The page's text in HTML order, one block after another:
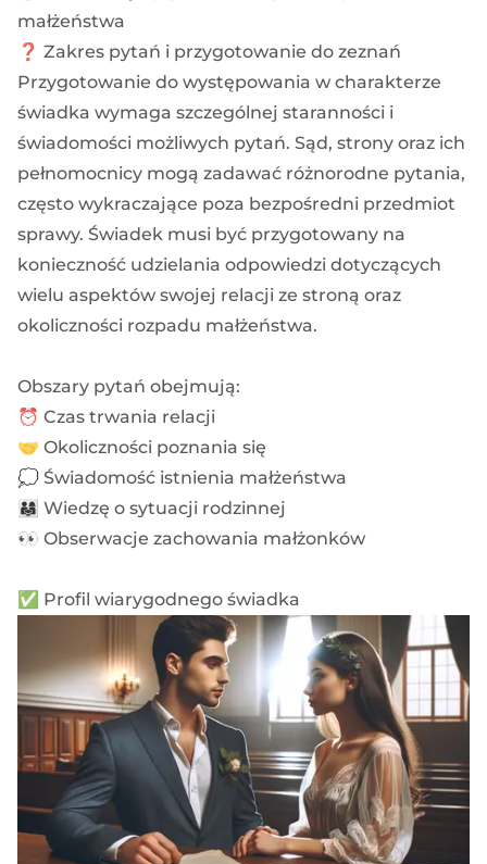
małżeństwa
❓ Zakres pytań i przygotowanie do zeznań
Przygotowanie do występowania w charakterze
świadka wymaga szczególnej staranności i
świadomości możliwych pytań. Sąd, strony oraz ich
pełnomocnicy mogą zadawać różnorodne pytania,
często wykraczające poza bezpośredni przedmiot
sprawy. Świadek musi być przygotowany na
konieczność udzielania odpowiedzi dotyczących
wielu aspektów swojej relacji ze stroną oraz
okoliczności rozpadu małżeństwa.
Obszary pytań obejmują:
⏰ Czas trwania relacji
🤝 Okoliczności poznania się
💭 Świadomość istnienia małżeństwa
👨‍👩‍👧 Wiedzę o sytuacji rodzinnej
👀 Obserwacje zachowania małżonków
✅ Profil wiarygodnego świadka